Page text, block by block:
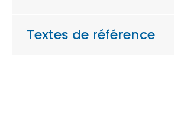
Textes de référence